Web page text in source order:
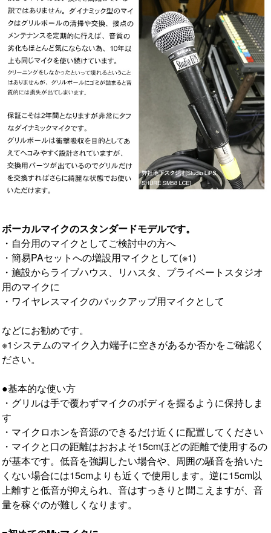
ボーカルマイクのスタンダードモデルです。
・自分用のマイクとしてご検討中の方へ
・簡易PAセットへの増設用マイクとして(※1)
・施設からライブハウス、リハスタ、プライベートスタジオ
用のマイクに
・ワイヤレスマイクのバックアップ用マイクとして
などにお勧めです。
※1システムのマイク入力端子に空きがあるか否かをご確認く
ださい。
●基本的な使い方
・グリルは手で覆わずマイクのボディを握るように保持しま
す
・マイクロホンを音源のできるだけ近くに配置してください
・マイクと口の距離はおおよそ15cmほどの距離で使用するの
が基本です。低音を強調したい場合や、周囲の騒音を拾いた
くない場合には15cmよりも近くで使用します。逆に15cm以
上離すと低音が抑えられ、音はすっきりと聞こえますが、音
量を稼ぐのが難しくなります。